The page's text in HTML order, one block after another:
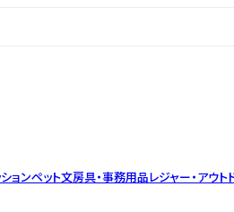
ョンペット文房具・事務用品レジャー・アウト